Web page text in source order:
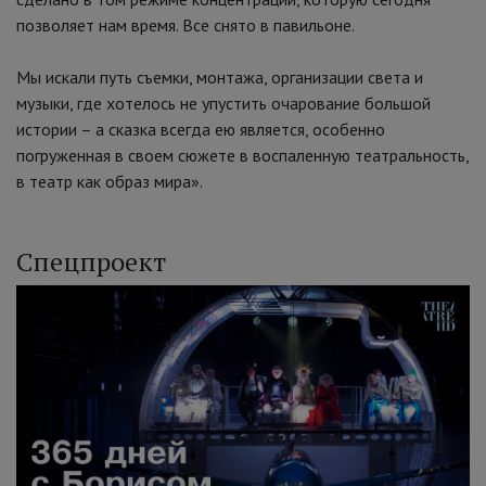
позволяет нам время. Все снято в павильоне.
Мы искали путь съемки, монтажа, организации света и
музыки, где хотелось не упустить очарование большой
истории – а сказка всегда ею является, особенно
погруженная в своем сюжете в воспаленную театральность,
в театр как образ мира».
Спецпроект